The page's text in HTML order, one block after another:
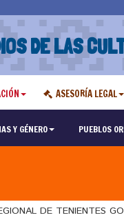
DE LAS
ASESORÍA LEGAL
Y GÉNERO PUEBLOS
DE TENIENTES